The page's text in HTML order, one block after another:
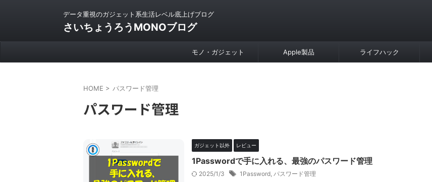
データ重視のガジェット系生活レベル底上げブログ
さいちょうろうMONOブログ
モノ・ガジェット Apple製品 ライフハック
HOME > パスワード管理
パスワード管理
ガジェット以外 レビュー
1Passwordで手に入れる、最強のパスワード管理
2025/1/3 1Password, パスワード管理